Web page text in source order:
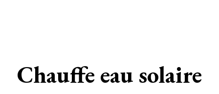
Chauffe eau solaire